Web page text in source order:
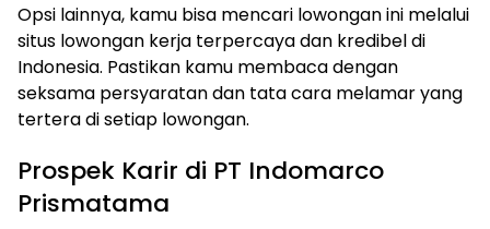
Opsi lainnya, kamu bisa mencari lowongan ini melalui
situs lowongan kerja terpercaya dan kredibel di
Indonesia. Pastikan kamu membaca dengan
seksama persyaratan dan tata cara melamar yang
tertera di setiap lowongan.
Prospek Karir di PT Indomarco
Prismatama